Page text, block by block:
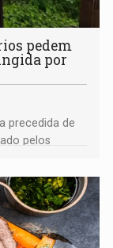
pedem
por
precedida de
pelos